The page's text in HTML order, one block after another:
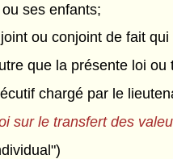
ses enfants;
ou conjoint de fait
que la présente loi ou
chargé par le
sur le transfert des